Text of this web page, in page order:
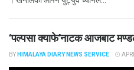
‘पल्पसा क्याफे’नाटक आजबाट
BY HIMALAYA DIARY NEWS SERVICE